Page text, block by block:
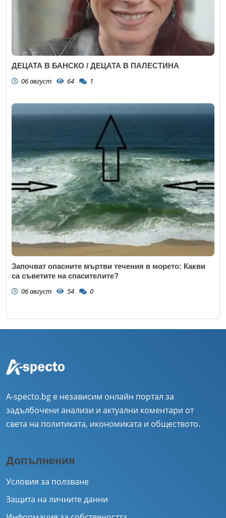
ДЕЦАТА В БАНСКО / ДЕЦАТА В ПАЛЕСТИНА
06 август 64 1
Започват опасните мъртви течения в морето: Какви
са съветите на спасителите?
06 август 54 0
A-specto.bg е независим онлайн портал за
задълбочени анализи и актуални коментари от
света на политиката, икономиката и обществото.
Допълнения
Условия за ползване
Защита на личните данни